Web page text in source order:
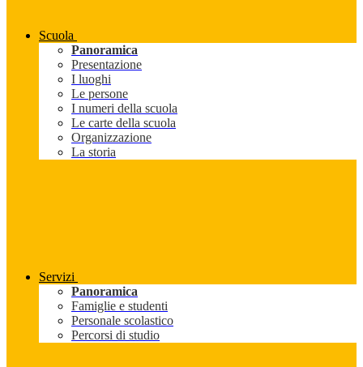
Scuola
Panoramica
Presentazione
I luoghi
Le persone
I numeri della scuola
Le carte della scuola
Organizzazione
La storia
Servizi
Panoramica
Famiglie e studenti
Personale scolastico
Percorsi di studio